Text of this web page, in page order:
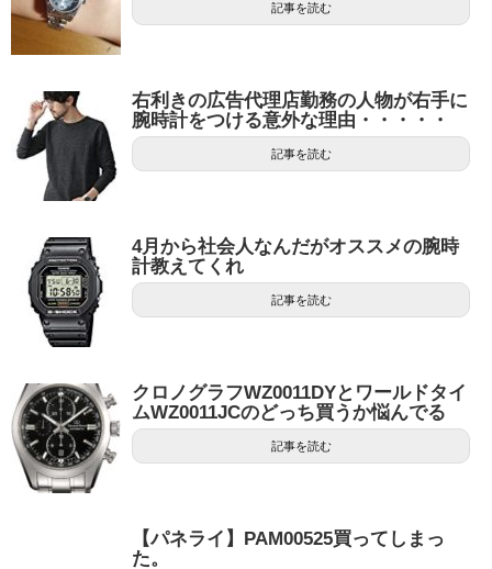
記事を読む
右利きの広告代理店勤務の人物が右手に
腕時計をつける意外な理由・・・・・
記事を読む
4月から社会人なんだがオススメの腕時
計教えてくれ
記事を読む
クロノグラフWZ0011DYとワールドタイ
ムWZ0011JCのどっち買うか悩んでる
記事を読む
【パネライ】PAM00525買ってしまっ
た。